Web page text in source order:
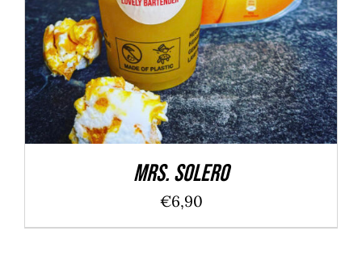
Mrs. Solero
€6,90